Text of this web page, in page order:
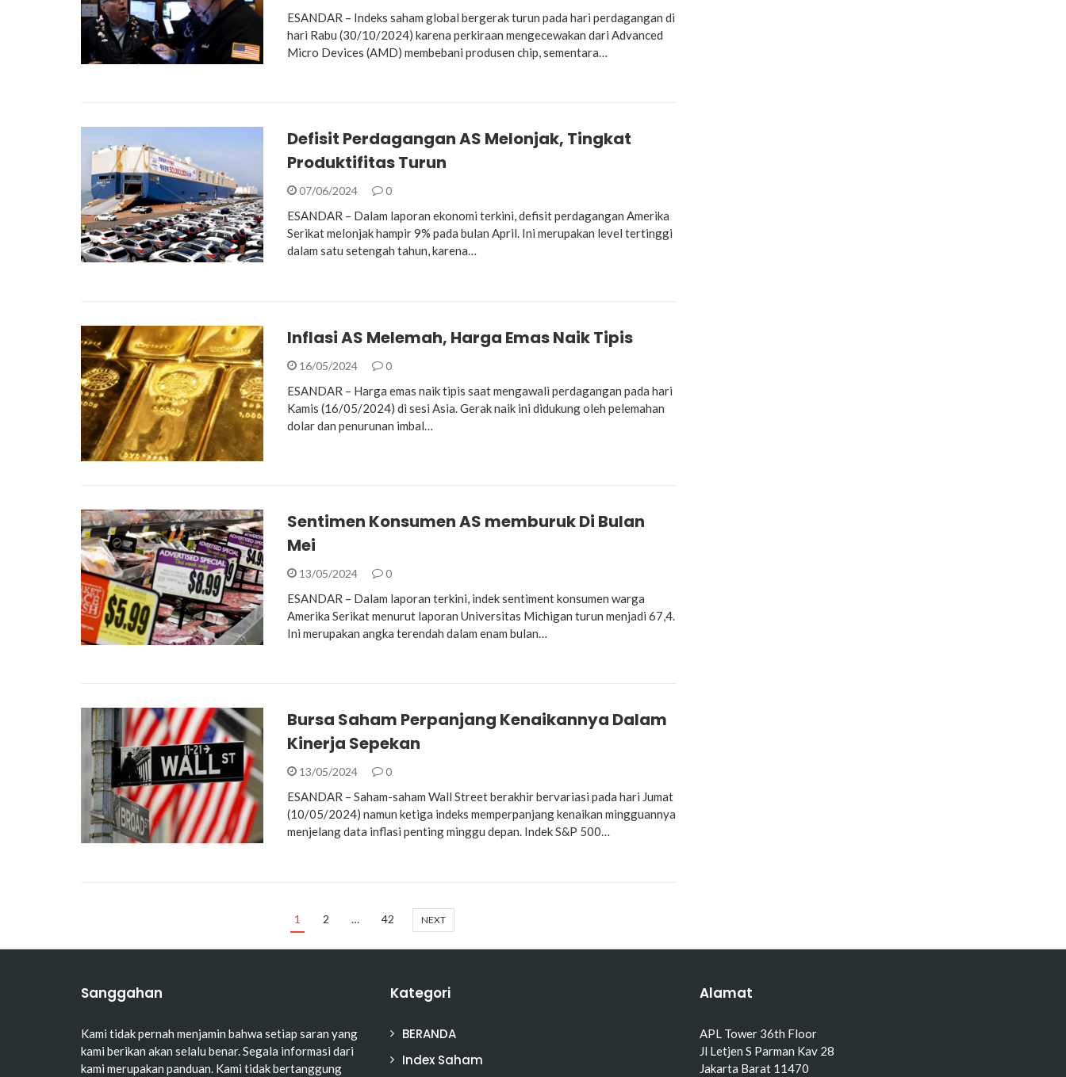
ESANDAR – Indeks saham global bergerak turun pada hari perdagangan di
hari Rabu (30/10/2024) karena perkiraan mengecewakan dari Advanced
Micro Devices (AMD) membebani produsen chip, sementara…
Defisit Perdagangan AS Melonjak, Tingkat
Produktifitas Turun
07/06/2024 0
ESANDAR – Dalam laporan ekonomi terkini, defisit perdagangan Amerika
Serikat melonjak hampir 9% pada bulan April. Ini merupakan level tertinggi
dalam satu setengah tahun, karena…
Inflasi AS Melemah, Harga Emas Naik Tipis
16/05/2024 0
ESANDAR – Harga emas naik tipis saat mengawali perdagangan pada hari
Kamis (16/05/2024) di sesi Asia. Gerak naik ini didukung oleh pelemahan
dolar dan penurunan imbal…
Sentimen Konsumen AS memburuk Di Bulan
Mei
13/05/2024 0
ESANDAR – Dalam laporan terkini, indek sentiment konsumen warga
Amerika Serikat menurut laporan Universitas Michigan turun menjadi 67,4.
Ini merupakan angka terendah dalam enam bulan…
Bursa Saham Perpanjang Kenaikannya Dalam
Kinerja Sepekan
13/05/2024 0
ESANDAR – Saham-saham Wall Street berakhir bervariasi pada hari Jumat
(10/05/2024) namun ketiga indeks memperpanjang kenaikan mingguannya
menjelang data inflasi penting minggu depan. Indek S&P 500…
1 2 … 42 NEXT
Sanggahan
Kami tidak pernah menjamin bahwa setiap saran yang
kami berikan akan selalu benar. Segala informasi dari
kami merupakan panduan. Kami tidak bertanggung
Kategori
BERANDA
Index Saham
Alamat
APL Tower 36th Floor
Jl Letjen S Parman Kav 28
Jakarta Barat 11470